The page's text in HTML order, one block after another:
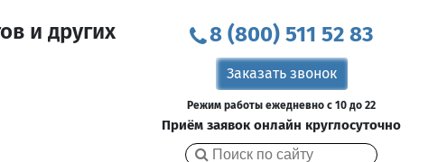
и других
8 (800) 511 52 83
Заказать звонок
Режим работы ежедневно с 10 до 22
Приём заявок онлайн круглосуточно